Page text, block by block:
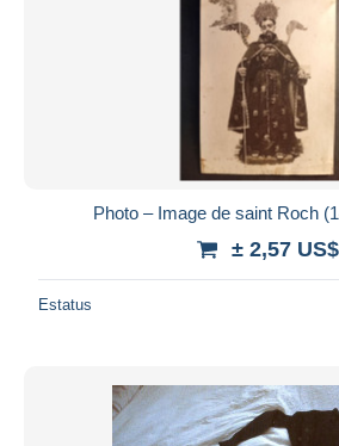
Photo – Image de saint Roch
± 2,57 US$
Estatus